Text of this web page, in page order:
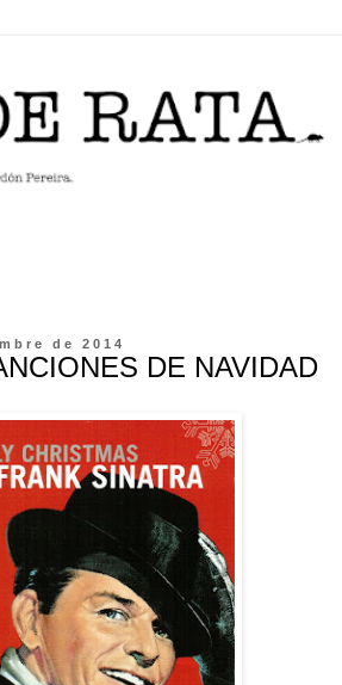
de 2014
DE NAVIDAD